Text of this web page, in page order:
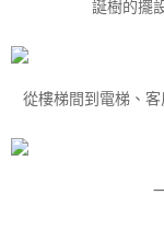
誕樹的擺
從樓梯間到電梯、